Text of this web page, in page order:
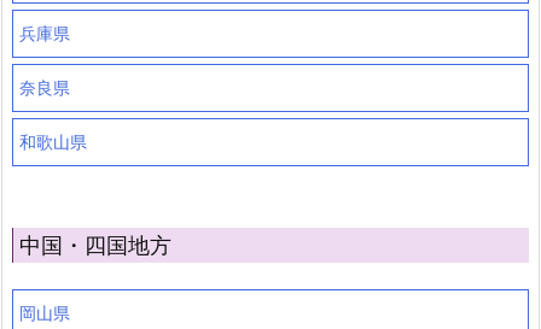
兵庫県
奈良県
和歌山県
中国・四国地方
岡山県